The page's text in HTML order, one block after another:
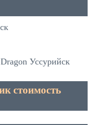
Уссурийск
стоимость